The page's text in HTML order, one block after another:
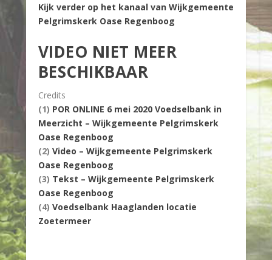
Kijk verder op het kanaal van Wijkgemeente
Pelgrimskerk Oase Regenboog
VIDEO NIET MEER
BESCHIKBAAR
Credits
(1) POR ONLINE 6 mei 2020 Voedselbank in
Meerzicht – Wijkgemeente Pelgrimskerk
Oase Regenboog
(2) Video – Wijkgemeente Pelgrimskerk
Oase Regenboog
(3) Tekst – Wijkgemeente Pelgrimskerk
Oase Regenboog
(4) Voedselbank Haaglanden locatie
Zoetermeer